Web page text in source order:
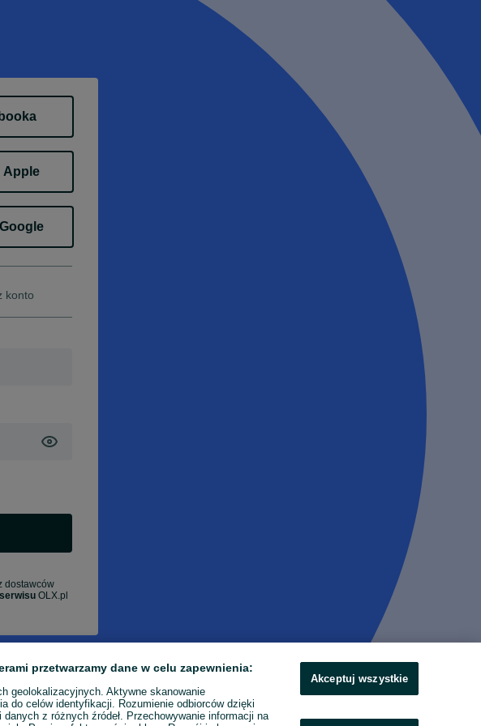
Apple
konto
dostawców
OLX.pl
przetwarzamy dane w celu zapewnienia:
geolokalizacyjnych. Aktywne skanowanie
do celów identyfikacji. Rozumienie odbiorców dzięki
z różnych źródeł. Przechowywanie informacji na
Akceptuj wszystkie